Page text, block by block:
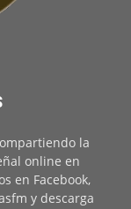
la
online en
en Facebook,
y descarga